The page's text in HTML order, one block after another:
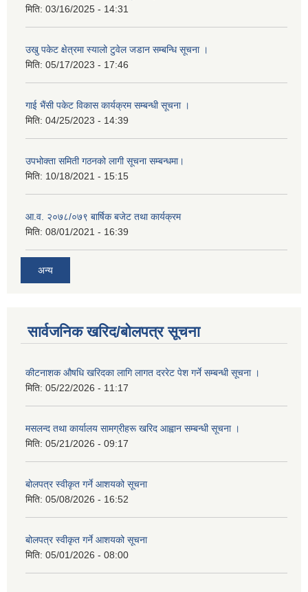
मिति: 03/16/2025 - 14:31
उखु पकेट क्षेत्रमा स्यालो टुवेल जडान सम्बन्धि सूचना ।
मिति: 05/17/2023 - 17:46
गाई भैंसी पकेट विकास कार्यक्रम सम्बन्धी सूचना ।
मिति: 04/25/2023 - 14:39
उपभोक्ता समिती गठनको लागी सूचना सम्बन्धमा।
मिति: 10/18/2021 - 15:15
आ.व. २०७८/०७९ बार्षिक बजेट तथा कार्यक्रम
मिति: 08/01/2021 - 16:39
अन्य
सार्वजनिक खरिद/बोलपत्र सूचना
कीटनाशक औषधि खरिदका लागि लागत दररेट पेश गर्ने सम्बन्धी सूचना ।
मिति: 05/22/2026 - 11:17
मसलन्द तथा कार्यालय सामग्रीहरू खरिद आह्वान सम्बन्धी सूचना ।
मिति: 05/21/2026 - 09:17
बोलपत्र स्वीकृत गर्ने आशयको सूचना
मिति: 05/08/2026 - 16:52
बोलपत्र स्वीकृत गर्ने आशयको सूचना
मिति: 05/01/2026 - 08:00